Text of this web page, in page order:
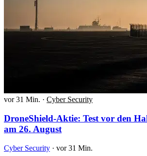
vor 31 Min. · Cyber Security
DroneShield-Aktie: Test vor den
am 26. August
Cyber Security · vor 31 Min.